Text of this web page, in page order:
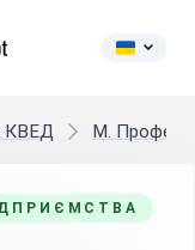
КВЕД M.